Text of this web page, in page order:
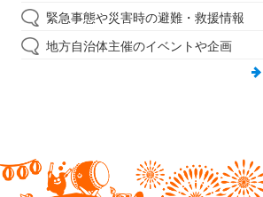
緊急事態や災害時の避難・救援情報
地方自治体主催のイベントや企画